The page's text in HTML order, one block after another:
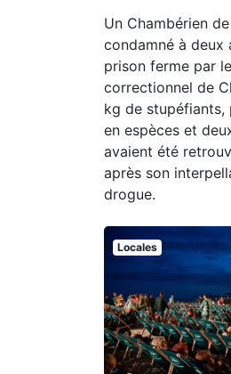
Un Chambérien
condamné à deux
prison ferme par
correctionnel de
kg de stupéfiants,
en espèces et
avaient été
après son
drogue.
Locales